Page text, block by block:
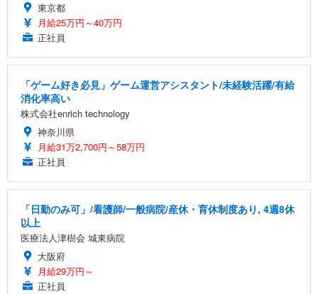
東京都
月給25万円～40万円
正社員
「ゲーム好き必見」ゲーム運営アシスタント/未経験活躍/有給
消化率高い
株式会社enrich technology
神奈川県
月給31万2,700円～58万円
正社員
「日勤のみ可」/看護師/一般病院/産休・育休制度あり, 4週8休
以上
医療法人津樹会 城東病院
大阪府
月給29万円～
正社員